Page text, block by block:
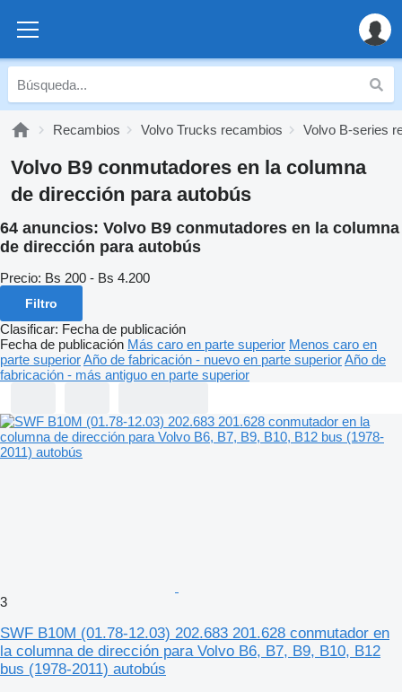
Recambios Volvo Trucks recambios Volvo B-series
Volvo B9 conmutadores en la columna
de dirección para autobús
64 anuncios: Volvo B9 conmutadores en la columna
de dirección para autobús
Precio: Bs 200 - Bs 4.200
Filtro
Clasificar: Fecha de publicación
Fecha de publicación Más caro en parte superior Menos caro en
parte superiorAño de fabricación - nuevo en parte superiorAño de
fabricación - más antiguo en parte superior
3
SWF B10M (01.78-12.03) 202.683 201.628 conmutador en
la columna de dirección para Volvo B6, B7, B9, B10, B12
bus (1978-2011) autobús